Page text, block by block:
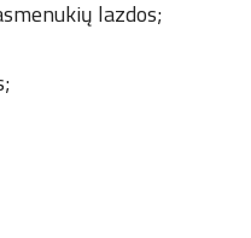
lazdos;